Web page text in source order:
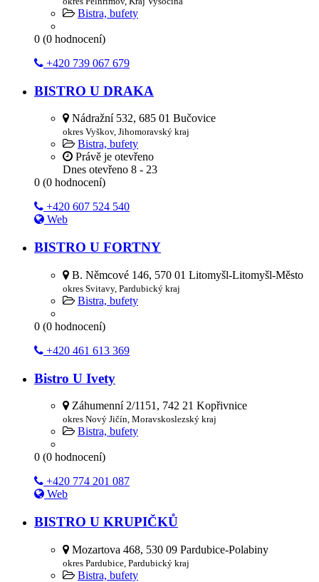
Bistra, bufety
0 (0 hodnocení)
+420 739 067 679
BISTRO U DRAKA
Nádražní 532, 685 01 Bučovice
okres Vyškov, Jihomoravský kraj
Bistra, bufety
Právě je otevřeno
Dnes otevřeno 8 - 23
0 (0 hodnocení)
+420 607 524 540
Web
BISTRO U FORTNY
B. Němcové 146, 570 01 Litomyšl-Litomyšl-Město
okres Svitavy, Pardubický kraj
Bistra, bufety
0 (0 hodnocení)
+420 461 613 369
Bistro U Ivety
Záhumenní 2/1151, 742 21 Kopřivnice
okres Nový Jičín, Moravskoslezský kraj
Bistra, bufety
0 (0 hodnocení)
+420 774 201 087
Web
BISTRO U KRUPIČKŮ
Mozartova 468, 530 09 Pardubice-Polabiny
okres Pardubice, Pardubický kraj
Bistra, bufety